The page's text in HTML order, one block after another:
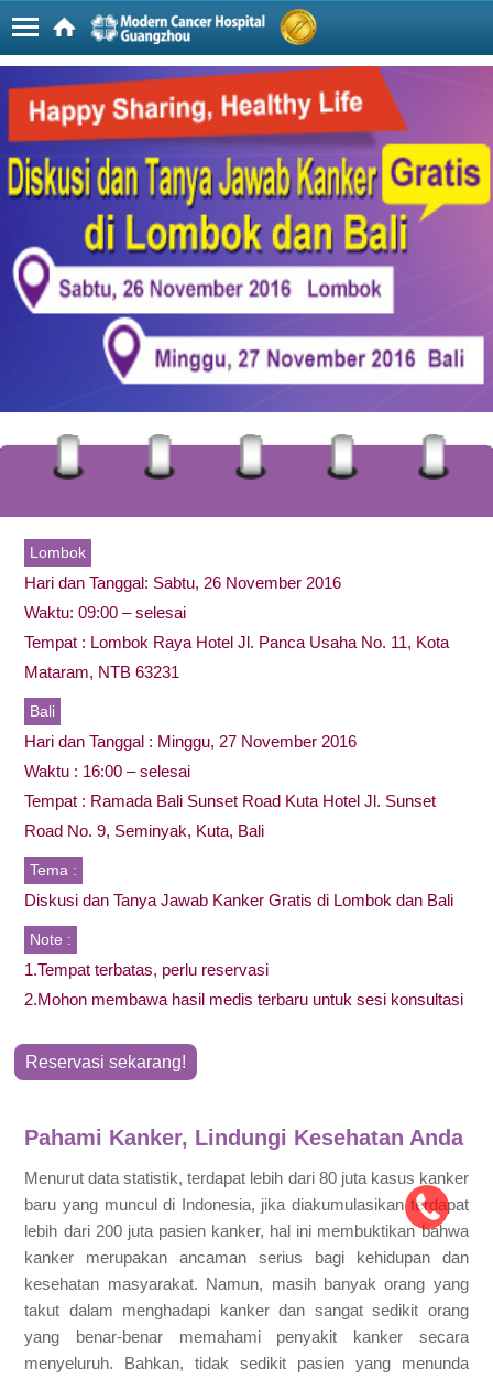
Lombok
Hari dan Tanggal: Sabtu, 26 November 2016
Waktu: 09:00 – selesai
Tempat : Lombok Raya Hotel Jl. Panca Usaha No. 11, Kota
Mataram, NTB 63231
Bali
Hari dan Tanggal : Minggu, 27 November 2016
Waktu : 16:00 – selesai
Tempat : Ramada Bali Sunset Road Kuta Hotel Jl. Sunset
Road No. 9, Seminyak, Kuta, Bali
Tema :
Diskusi dan Tanya Jawab Kanker Gratis di Lombok dan Bali
Note :
1.Tempat terbatas, perlu reservasi
2.Mohon membawa hasil medis terbaru untuk sesi konsultasi
Reservasi sekarang!
Pahami Kanker, Lindungi Kesehatan Anda
Menurut data statistik, terdapat lebih dari 80 juta kasus kanker
baru yang muncul di Indonesia, jika diakumulasikan terdapat
lebih dari 200 juta pasien kanker, hal ini membuktikan bahwa
kanker merupakan ancaman serius bagi kehidupan dan
kesehatan masyarakat. Namun, masih banyak orang yang
takut dalam menghadapi kanker dan sangat sedikit orang
yang benar-benar memahami penyakit kanker secara
menyeluruh. Bahkan, tidak sedikit pasien yang menunda